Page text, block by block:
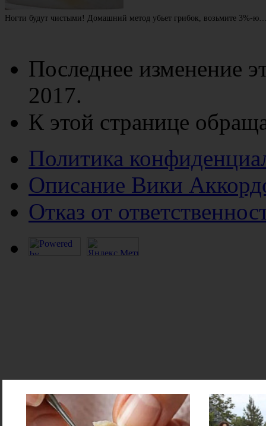
Ногти будут чистыми! Домашний метод убьет грибок, возьмите 3%-
Последнее изменение
2017.
К этой странице
Политика
Описание Вики
Отказ от